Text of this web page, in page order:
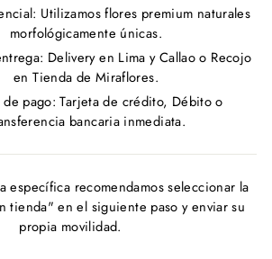
Utilizamos flores premium naturales
morfológicamente únicas.
Delivery en Lima y Callao o Recojo
en Tienda de Miraflores.
pago: Tarjeta de crédito, Débito o
bancaria inmediata.
específica recomendamos seleccionar la
tienda" en el siguiente paso y enviar su
propia movilidad.